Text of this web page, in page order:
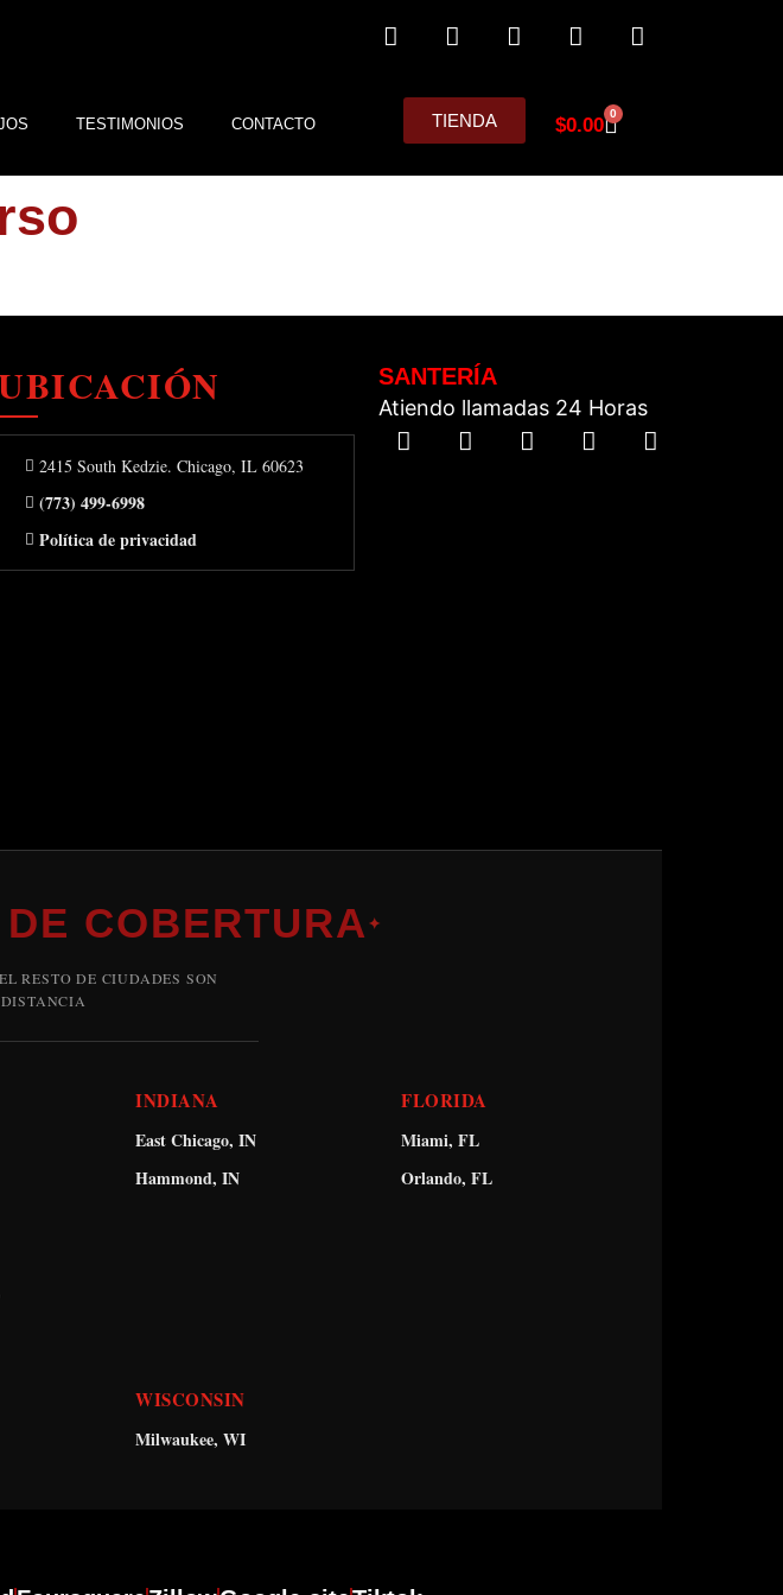
TESTIMONIOS CONTACTO TIENDA $0.00 0
2415 South Kedzie. Chicago, IL 60623
(773) 499-6998
Política de privacidad
SANTERÍA
Atiendo llamadas 24 Horas
COBERTURA ✦
RESTO DE CIUDADES SON
INDIANA
East Chicago, IN
Hammond, IN
FLORIDA
Miami, FL
Orlando, FL
WISCONSIN
Milwaukee, WI